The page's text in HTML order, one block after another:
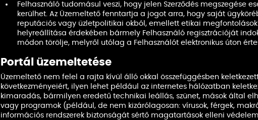
Felhasználó tudomásul veszi, hogy jelen Szerződés megszegése
kerülhet. Az Üzemeltető fenntartja a jogot arra, hogy saját
reputációs vagy üzletpolitikai okból, emellett etikai
helyreállítása érdekében bármely Felhasználó regisztrációját
módon törölje, melyről utólag a Felhasználót elektronikus úton
Portál üzemeltetése
Üzemeltető nem felel a rajta kívül álló okkal összefüggésben
következményeiért, ilyen lehet például az internetes hálózatban
kimaradás, bármilyen eredetű technikai leállás, szünet, mások által
vagy programok (például, de nem kizárólagosan: vírusok, férgek,
információs rendszerek biztonságát sértő magatartások elleni